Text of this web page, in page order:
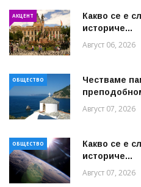
АКЦЕНТ
Какво се е
историче...
Август 06, 2026
ОБЩЕСТВО
Честваме
Август 07, 2026
ОБЩЕСТВО
Какво се е
историче...
Август 07, 2026